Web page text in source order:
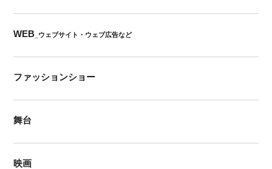
WEB _ウェブサイト・ウェブ広告など
ファッションショー
舞台
映画